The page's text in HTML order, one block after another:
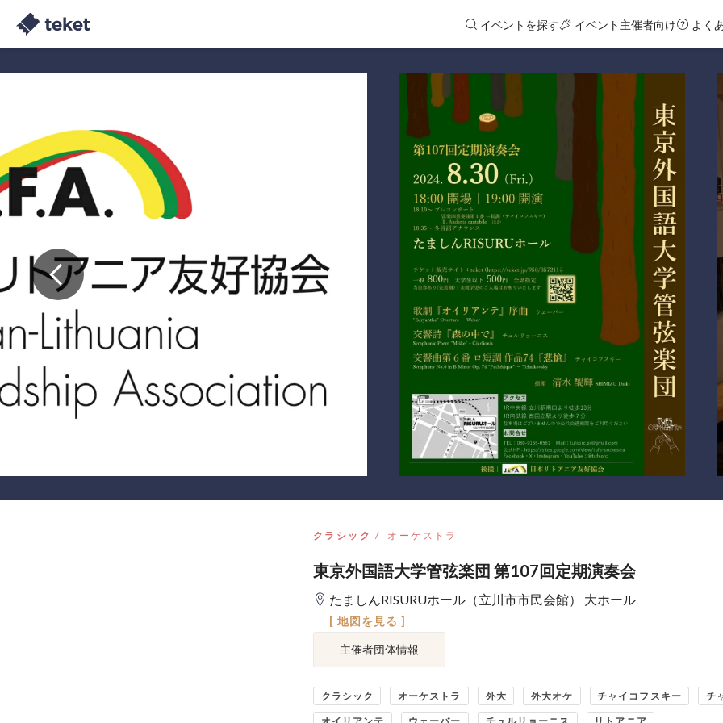
イベントを探す イベント主催者向け よく
クラシック オーケストラ
東京外国語大学管弦楽団 第107回定期演奏会
たましんRISURUホール（立川市市民会館） 大ホール
[ 地図を見る ]
主催者団体情報
クラシック オーケストラ 外大 外大オケ チャイコフスキー チ